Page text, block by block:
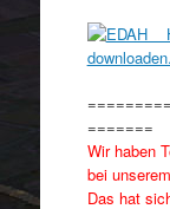
=======
Wir haben
bei
Das hat